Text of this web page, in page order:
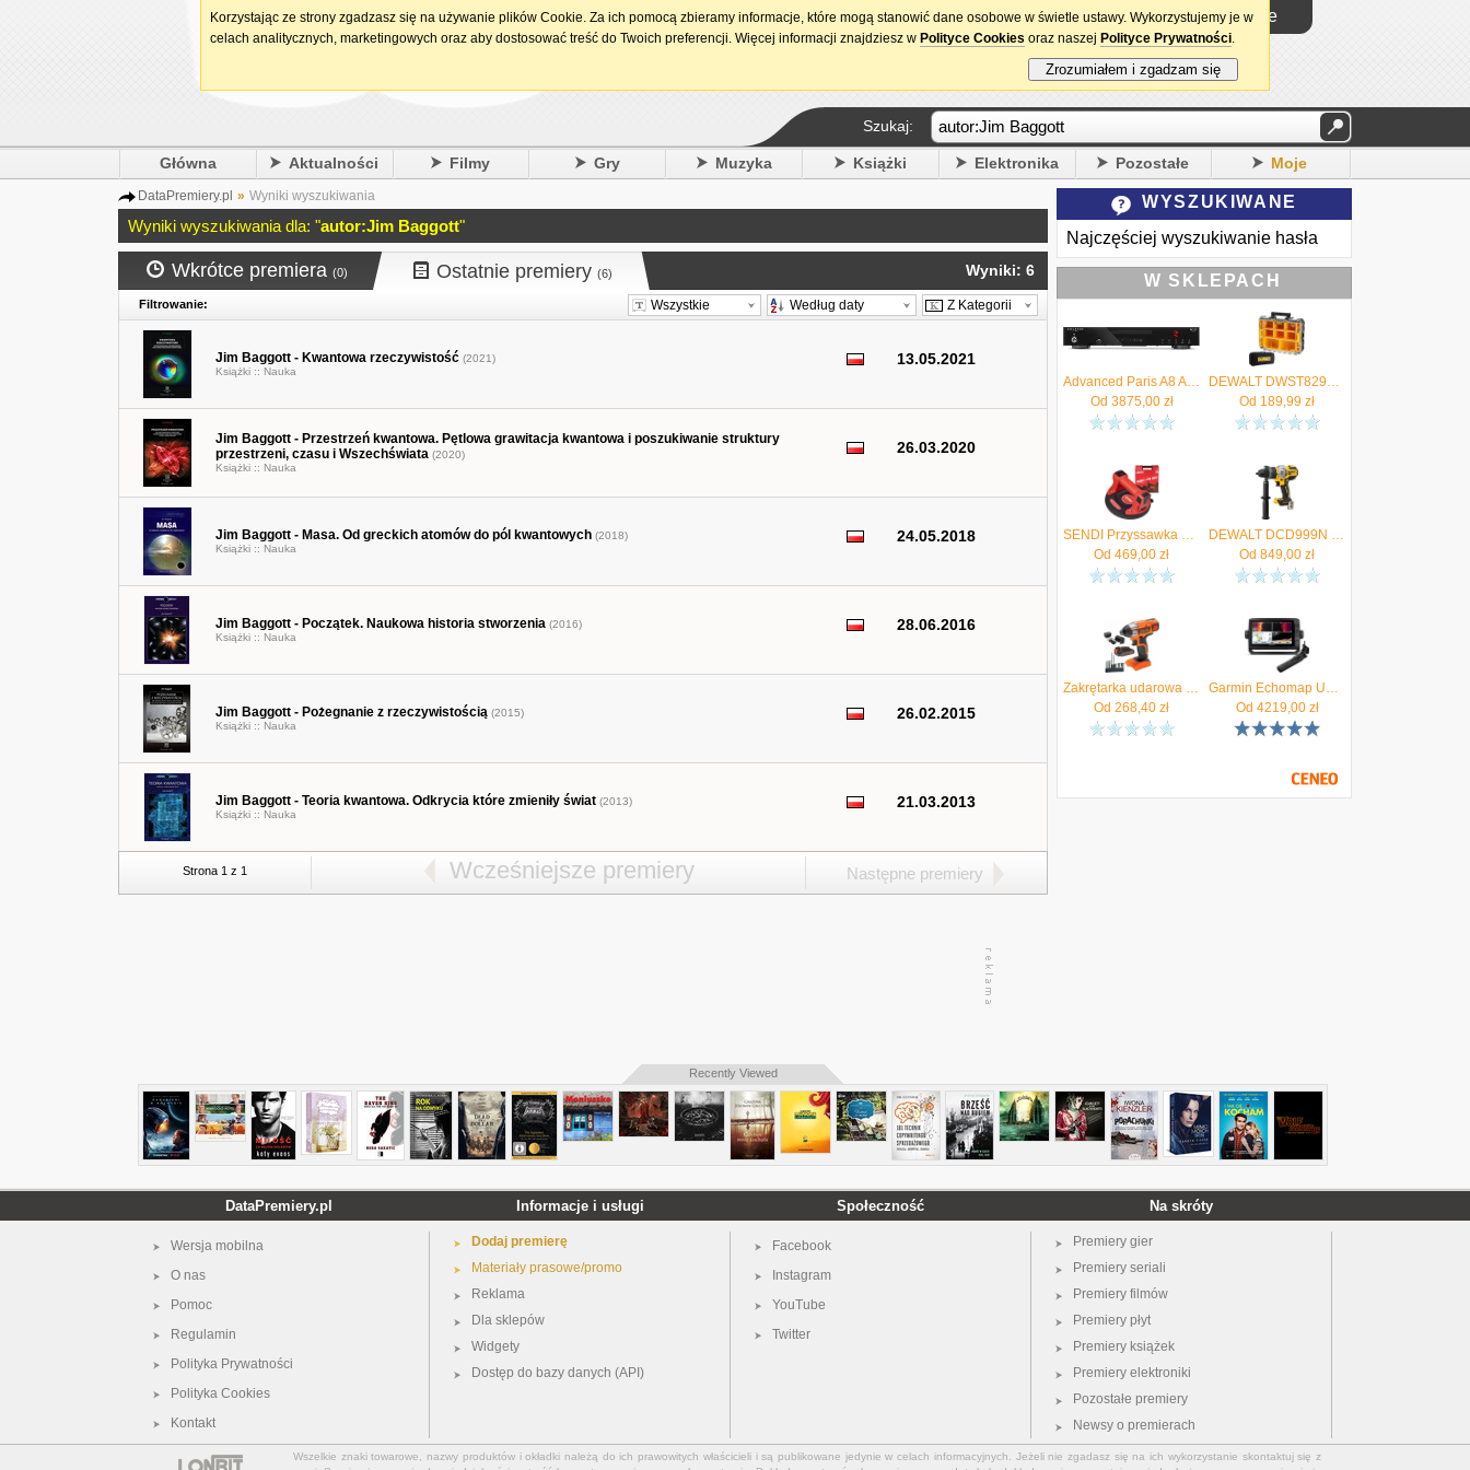
15. urodziny DataPremiery.pl Logowanie
Szukaj:
Główna Aktualności Filmy Gry Muzyka Książki Elektronika Pozostałe Moje
DataPremiery.pl » Wyniki wyszukiwania
Wyniki wyszukiwania dla: "autor:Jim Baggott"
Wkrótce premiera (0) Ostatnie premiery (6) Wyniki: 6
Filtrowanie: Wszystkie Według daty Z Kategorii
Jim Baggott - Kwantowa rzeczywistość (2021)
Książki :: Nauka
13.05.2021
Jim Baggott - Przestrzeń kwantowa. Pętlowa grawitacja kwantowa i poszukiwanie struktury
przestrzeni, czasu i Wszechświata (2020)
Książki :: Nauka
26.03.2020
Jim Baggott - Masa. Od greckich atomów do pól kwantowych (2018)
Książki :: Nauka
24.05.2018
Jim Baggott - Początek. Naukowa historia stworzenia (2016)
Książki :: Nauka
28.06.2016
Jim Baggott - Pożegnanie z rzeczywistością (2015)
Książki :: Nauka
26.02.2015
Jim Baggott - Teoria kwantowa. Odkrycia które zmieniły świat (2013)
Książki :: Nauka
21.03.2013
Strona 1 z 1 Wcześniejsze premiery Następne premiery
WYSZUKIWANE
Najczęściej wyszukiwanie hasła
W SKLEPACH
Advanced Paris A8 APEX Czarny - Kup na raty do 48x0% - Negocjuj cenę 17 875 12 12 - Autoryzowany salon
Od 3875,00zł
DEWALT DWST82968-1 Skrzynia Organizer TSTAK V 2.0 + torba narzędziowa - Autoryzowany Dystrybutor
Od 189,99 zł
SENDI Przyssawka do płytek automatyczna próżniowa ASC-21 NG - Autoryzowany Dystrybutor
Od 469,00 zł
DEWALT DCD999N Wiertarko-wkrętarka udarowa 18V 126Nm "body" - Autoryzowany Dystrybutor
Od 849,00 zł
Zakrętarka udarowa akumulatorowa 18V 155Nm 2Ah akc BLACK DECKER BDCIM18D1A - Autoryzowany Dystrybutor
Od 268,40 zł
Garmin Echomap Uhd 92Sv Z Przetwornikiem Gt56Uhd-Tm 6 Salonów Firmowych Autoryzowany Partner
Od 4219,00zł
Recently Viewed
DataPremiery.pl
Wersja mobilna
O nas
Pomoc
Regulamin
Polityka Prywatności
Polityka Cookies
Kontakt
Informacje i usługi
Dodaj premierę
Materiały prasowe/promo
Reklama
Dla sklepów
Widgety
Dostęp do bazy danych (API)
Społeczność
Facebook
Instagram
YouTube
Twitter
Na skróty
Premiery gier
Premiery seriali
Premiery filmów
Premiery płyt
Premiery książek
Premiery elektroniki
Pozostałe premiery
Newsy o premierach
Wszelkie znaki towarowe, nazwy produktów i okładki należą do ich prawowitych właścicieli i są publikowane jedynie w celach informacyjnych. Jeżeli nie zgadasz się na ich wykorzystanie skontaktuj się z
Korzystając ze strony zgadzasz się na używanie plików Cookie. Za ich pomocą zbieramy informacje, które mogą stanowić dane osobowe w świetle ustawy. Wykorzystujemy je w
celach analitycznych, marketingowych oraz aby dostosować treść do Twoich preferencji. Więcej informacji znajdziesz w Polityce Cookies oraz naszej Polityce Prywatności.
Zrozumiałem i zgadzam się